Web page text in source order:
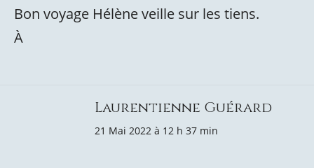
Bon voyage Hélène veille sur les tiens.
À
Laurentienne Guérard
21 Mai 2022 à 12 h 37 min